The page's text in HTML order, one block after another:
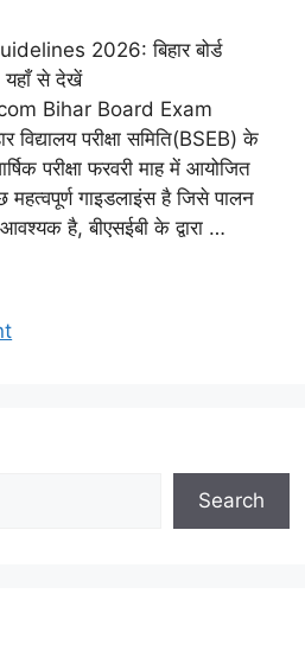
2026: बिहार बोर्ड
यहाँ से देखें
Bihar Board Exam
परीक्षा समिति(BSEB) के
परीक्षा फरवरी माह में आयोजित
गाइडलाइंस है जिसे पालन
आवश्यक है, बीएसईबी के द्वारा …
Search